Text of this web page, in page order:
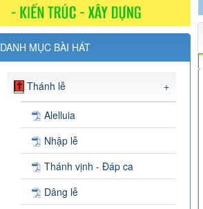
DANH MỤC BÀI HÁT
Thánh lễ +
Alelluia
Nhập lễ
Thánh vịnh - Đáp ca
Dâng lễ